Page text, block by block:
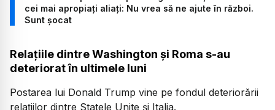
cei mai apropiați aliați: Nu vrea să ne ajute în război.
Sunt șocat
Relațiile dintre Washington și Roma s-au
deteriorat în ultimele luni
Postarea lui Donald Trump vine pe fondul deteriorării
relațiilor dintre Statele Unite și Italia.